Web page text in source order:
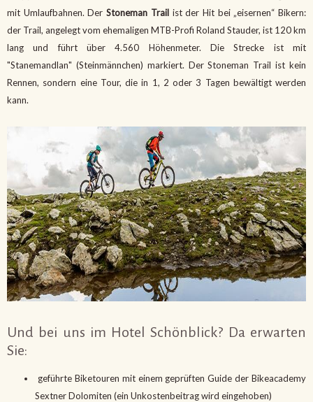
mit Umlaufbahnen. Der Stoneman Trailist der Hit bei „eisernen“ Bikern:
der Trail, angelegt vom ehemaligen MTB-Profi Roland Stauder, ist 120 km
lang und führt über 4.560 Höhenmeter. Die Strecke ist mit
"Stanemandlan" (Steinmännchen) markiert. Der Stoneman Trail ist kein
Rennen, sondern eine Tour, die in 1, 2 oder 3 Tagen bewältigt werden
kann.
Und bei uns im Hotel Schönblick? Da erwarten
Sie:
geführte Biketouren mit einem geprüften Guide der Bikeacademy
Sextner Dolomiten (ein Unkostenbeitrag wird eingehoben)